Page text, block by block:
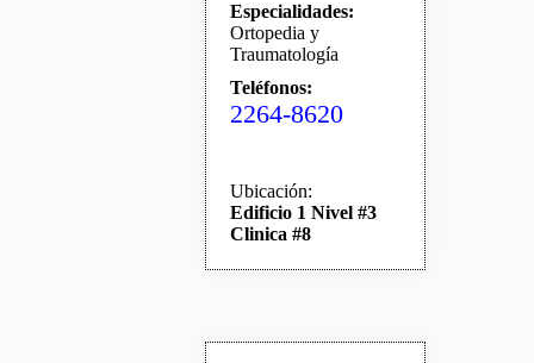
Especialidades:
Ortopedia y
Traumatología
Teléfonos:
2264-8620
Ubicación:
Edificio 1 Nivel #3
Clinica #8